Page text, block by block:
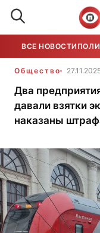
ВСЕ НОВОСТИ
Общество
Два
давали взятки
наказаны